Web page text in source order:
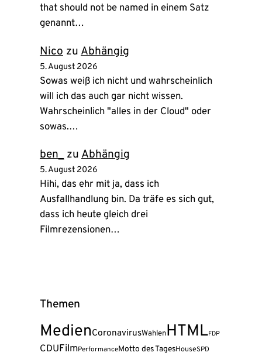
that should not be named in einem Satz
genannt…
Nico zu Abhängig
5. August 2026
Sowas weiß ich nicht und wahrscheinlich
will ich das auch gar nicht wissen.
Wahrscheinlich "alles in der Cloud" oder
sowas.…
ben_zu Abhängig
5. August 2026
Hihi, das ehr mit ja, dass ich
Ausfallhandlung bin. Da träfe es sich gut,
dass ich heute gleich drei
Filmrezensionen…
Themen
MedienCoronavirusWahlenHTMLFDP
CDUFilmPerformanceMotto des TagesHouseSPD